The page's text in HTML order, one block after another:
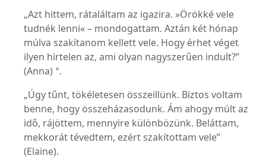
„Azt hittem, rátaláltam az igazira. »Örökké vele
tudnék lenni« – mondogattam. Aztán két hónap
múlva szakítanom kellett vele. Hogy érhet véget
ilyen hirtelen az, ami olyan nagyszerűen indult?”
(Anna) *.
„Úgy tűnt, tökéletesen összeillünk. Biztos voltam
benne, hogy összeházasodunk. Ám ahogy múlt az
idő, rájöttem, mennyire különbözünk. Beláttam,
mekkorát tévedtem, ezért szakítottam vele”
(Elaine).